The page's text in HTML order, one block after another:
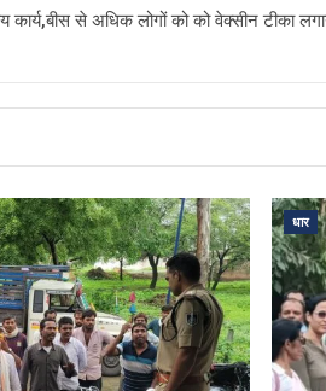
कार्य,बीस से अधिक लोगों को को वेक्सीन टीका
धार